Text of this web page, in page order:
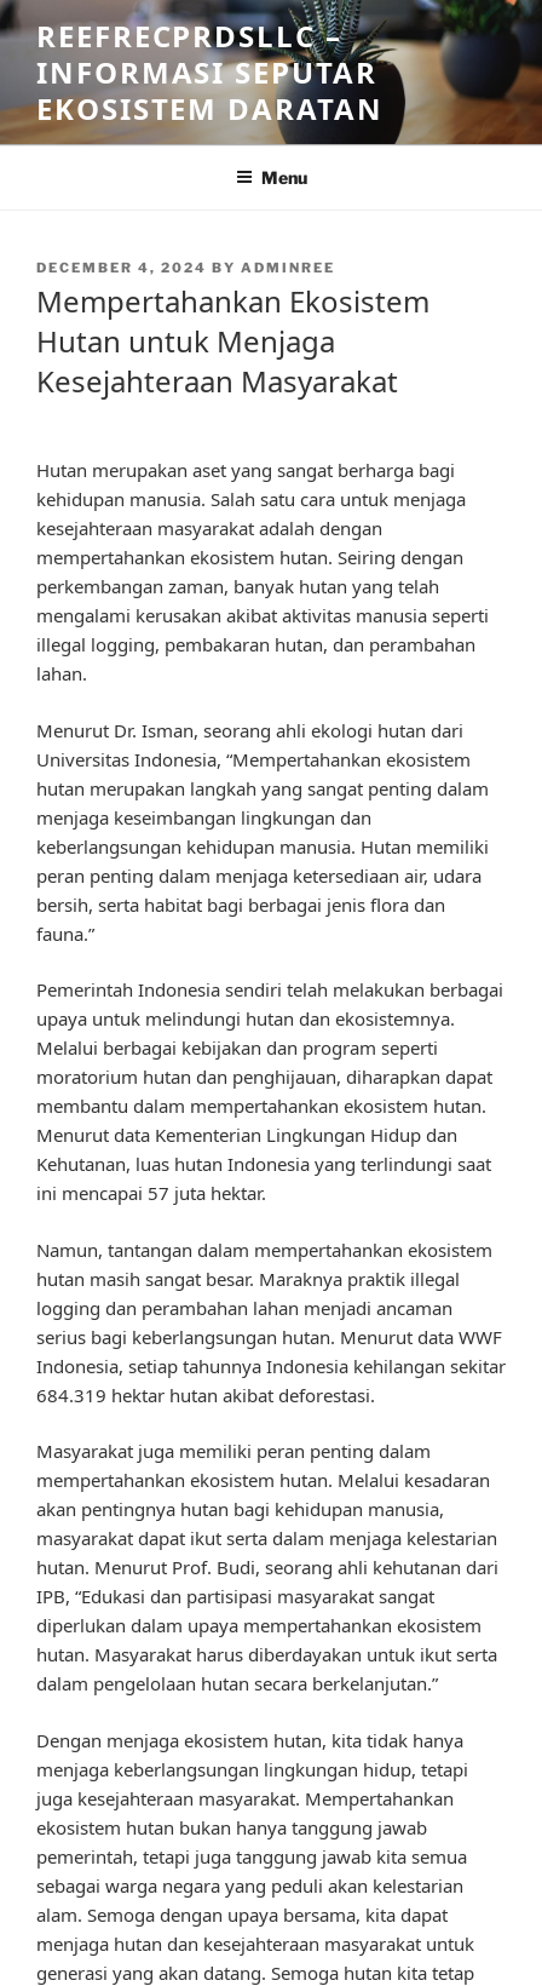
Skip
to
content
REEFRECPRDSLLC –
INFORMASI SEPUTAR
EKOSISTEM DARATAN
Menu
POSTED
DECEMBER 4, 2024 BY ADMINREE
Mempertahankan Ekosistem
Hutan untuk Menjaga
Kesejahteraan Masyarakat
Hutan merupakan aset yang sangat berharga bagi
kehidupan manusia. Salah satu cara untuk menjaga
kesejahteraan masyarakat adalah dengan
mempertahankan ekosistem hutan. Seiring dengan
perkembangan zaman, banyak hutan yang telah
mengalami kerusakan akibat aktivitas manusia seperti
illegal logging, pembakaran hutan, dan perambahan
lahan.
Menurut Dr. Isman, seorang ahli ekologi hutan dari
Universitas Indonesia, “Mempertahankan ekosistem
hutan merupakan langkah yang sangat penting dalam
menjaga keseimbangan lingkungan dan
keberlangsungan kehidupan manusia. Hutan memiliki
peran penting dalam menjaga ketersediaan air, udara
bersih, serta habitat bagi berbagai jenis flora dan
fauna.”
Pemerintah Indonesia sendiri telah melakukan berbagai
upaya untuk melindungi hutan dan ekosistemnya.
Melalui berbagai kebijakan dan program seperti
moratorium hutan dan penghijauan, diharapkan dapat
membantu dalam mempertahankan ekosistem hutan.
Menurut data Kementerian Lingkungan Hidup dan
Kehutanan, luas hutan Indonesia yang terlindungi saat
ini mencapai 57 juta hektar.
Namun, tantangan dalam mempertahankan ekosistem
hutan masih sangat besar. Maraknya praktik illegal
logging dan perambahan lahan menjadi ancaman
serius bagi keberlangsungan hutan. Menurut data WWF
Indonesia, setiap tahunnya Indonesia kehilangan sekitar
684.319 hektar hutan akibat deforestasi.
Masyarakat juga memiliki peran penting dalam
mempertahankan ekosistem hutan. Melalui kesadaran
akan pentingnya hutan bagi kehidupan manusia,
masyarakat dapat ikut serta dalam menjaga kelestarian
hutan. Menurut Prof. Budi, seorang ahli kehutanan dari
IPB, “Edukasi dan partisipasi masyarakat sangat
diperlukan dalam upaya mempertahankan ekosistem
hutan. Masyarakat harus diberdayakan untuk ikut serta
dalam pengelolaan hutan secara berkelanjutan.”
Dengan menjaga ekosistem hutan, kita tidak hanya
menjaga keberlangsungan lingkungan hidup, tetapi
juga kesejahteraan masyarakat. Mempertahankan
ekosistem hutan bukan hanya tanggung jawab
pemerintah, tetapi juga tanggung jawab kita semua
sebagai warga negara yang peduli akan kelestarian
alam. Semoga dengan upaya bersama, kita dapat
menjaga hutan dan kesejahteraan masyarakat untuk
generasi yang akan datang. Semoga hutan kita tetap